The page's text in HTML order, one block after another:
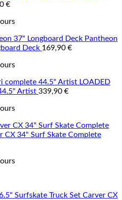
€
Pantheon
Deck 169,90 €
LOADED
Artist 339,90 €
CX 34" Surf Skate Complete
Carver CX